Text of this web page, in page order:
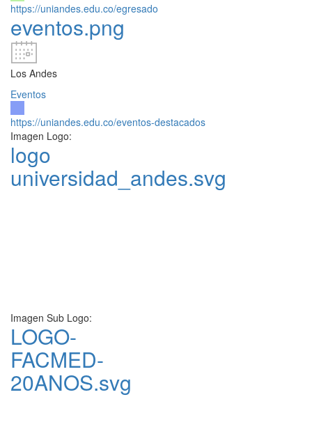
https://uniandes.edu.co/egresado
eventos.png
Los Andes
Eventos
https://uniandes.edu.co/eventos-destacados
Imagen Logo:
logo
universidad_andes.svg
Imagen Sub Logo:
LOGO-
FACMED-
20ANOS.svg